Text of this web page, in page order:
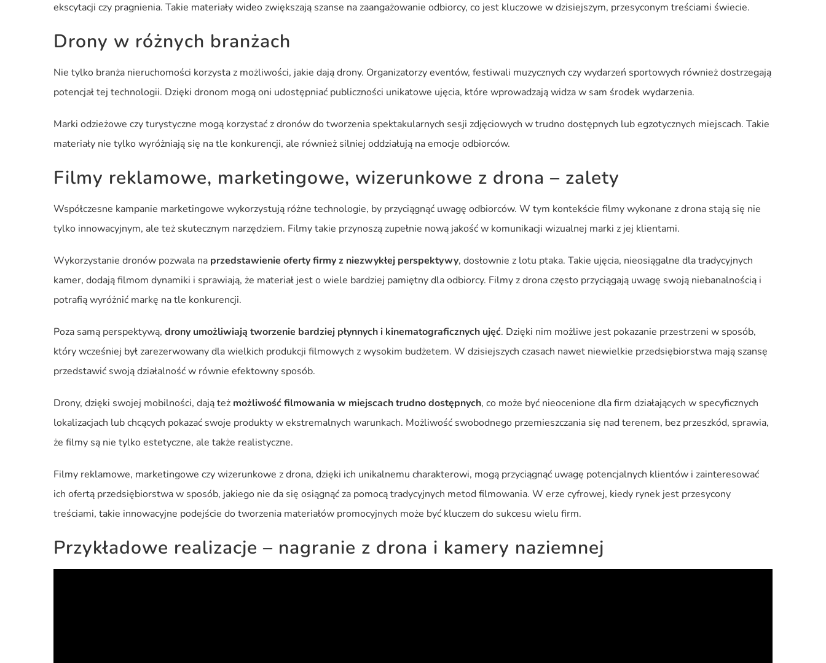
ekscytacji czy pragnienia. Takie materiały wideo zwiększają szanse na zaangażowanie odbiorcy, co jest kluczowe w dzisiejszym, przesyconym treściami świecie.
Drony w różnych branżach
Nie tylko branża nieruchomości korzysta z możliwości, jakie dają drony. Organizatorzy eventów, festiwali muzycznych czy wydarzeń sportowych również dostrzegają
potencjał tej technologii. Dzięki dronom mogą oni udostępniać publiczności unikatowe ujęcia, które wprowadzają widza w sam środek wydarzenia.
Marki odzieżowe czy turystyczne mogą korzystać z dronów do tworzenia spektakularnych sesji zdjęciowych w trudno dostępnych lub egzotycznych miejscach. Takie
materiały nie tylko wyróżniają się na tle konkurencji, ale również silniej oddziałują na emocje odbiorców.
Filmy reklamowe, marketingowe, wizerunkowe z drona – zalety
Współczesne kampanie marketingowe wykorzystują różne technologie, by przyciągnąć uwagę odbiorców. W tym kontekście filmy wykonane z drona stają się nie
tylko innowacyjnym, ale też skutecznym narzędziem. Filmy takie przynoszą zupełnie nową jakość w komunikacji wizualnej marki z jej klientami.
Wykorzystanie dronów pozwala na przedstawienie oferty firmy z niezwykłej perspektywy, dosłownie z lotu ptaka. Takie ujęcia, nieosiągalne dla tradycyjnych
kamer, dodają filmom dynamiki i sprawiają, że materiał jest o wiele bardziej pamiętny dla odbiorcy. Filmy z drona często przyciągają uwagę swoją niebanalnością i
potrafią wyróżnić markę na tle konkurencji.
Poza samą perspektywą, drony umożliwiają tworzenie bardziej płynnych i kinematograficznych ujęć. Dzięki nim możliwe jest pokazanie przestrzeni w sposób,
który wcześniej był zarezerwowany dla wielkich produkcji filmowych z wysokim budżetem. W dzisiejszych czasach nawet niewielkie przedsiębiorstwa mają szansę
przedstawić swoją działalność w równie efektowny sposób.
Drony, dzięki swojej mobilności, dają też możliwość filmowania w miejscach trudno dostępnych, co może być nieocenione dla firm działających w specyficznych
lokalizacjach lub chcących pokazać swoje produkty w ekstremalnych warunkach. Możliwość swobodnego przemieszczania się nad terenem, bez przeszkód, sprawia,
że filmy są nie tylko estetyczne, ale także realistyczne.
Filmy reklamowe, marketingowe czy wizerunkowe z drona, dzięki ich unikalnemu charakterowi, mogą przyciągnąć uwagę potencjalnych klientów i zainteresować
ich ofertą przedsiębiorstwa w sposób, jakiego nie da się osiągnąć za pomocą tradycyjnych metod filmowania. W erze cyfrowej, kiedy rynek jest przesycony
treściami, takie innowacyjne podejście do tworzenia materiałów promocyjnych może być kluczem do sukcesu wielu firm.
Przykładowe realizacje – nagranie z drona i kamery naziemnej